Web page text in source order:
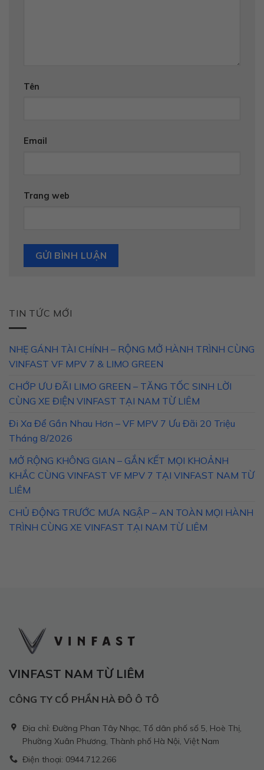
Tên
Email
Trang web
TIN TỨC MỚI
NHẸ GÁNH TÀI CHÍNH – RỘNG MỞ HÀNH TRÌNH CÙNG
VINFAST VF MPV 7 & LIMO GREEN
CHỚP ƯU ĐÃI LIMO GREEN – TĂNG TỐC SINH LỜI
CÙNG XE ĐIỆN VINFAST TẠI NAM TỪ LIÊM
Đi Xa Để Gần Nhau Hơn – VF MPV 7 Ưu Đãi 20 Triệu
Tháng 8/2026
MỞ RỘNG KHÔNG GIAN – GẮN KẾT MỌI KHOẢNH
KHẮC CÙNG VINFAST VF MPV 7 TẠI VINFAST NAM TỪ
LIÊM
CHỦ ĐỘNG TRƯỚC MƯA NGẬP – AN TOÀN MỌI HÀNH
TRÌNH CÙNG XE VINFAST TẠI NAM TỪ LIÊM
VINFAST NAM TỪ LIÊM
CÔNG TY CỔ PHẦN HÀ ĐÔ Ô TÔ
Địa chỉ: Đường Phan Tây Nhạc, Tổ dân phố số 5, Hoè Thị,
Phường Xuân Phương, Thành phố Hà Nội, Việt Nam
Điện thoại: 0944.712.266